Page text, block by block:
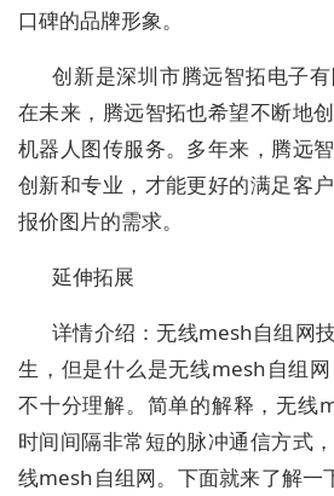
口碑的品牌形象。
创新是深圳市腾远智拓电子有
在未来，腾远智拓也希望不断地
机器人图传服务。多年来，腾远
创新和专业，才能更好的满足客
报价图片的需求。
延伸拓展
详情介绍：无线mesh自组网
生，但是什么是无线mesh自组
不十分理解。简单的解释，无线
时间间隔非常短的脉冲通信方式
线mesh自组网。下面就来了解一